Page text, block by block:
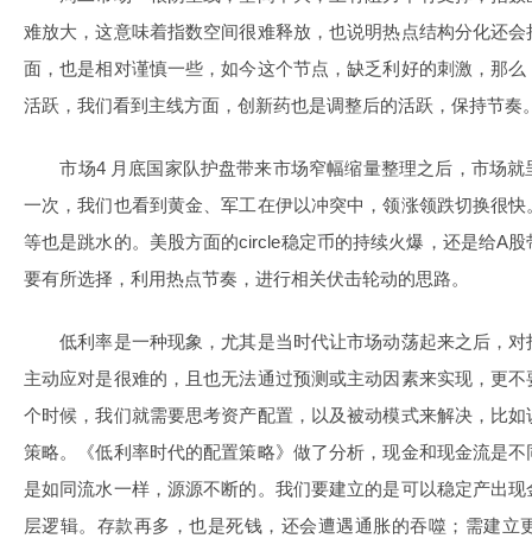
难放大，这意味着指数空间很难释放，也说明热点结构分化还
面，也是相对谨慎一些，如今这个节点，缺乏利好的刺激，那
活跃，我们看到主线方面，创新药也是调整后的活跃，保持节奏
市场4 月底国家队护盘带来市场窄幅缩量整理之后，市场就
一次，我们也看到黄金、军工在伊以冲突中，领涨领跌切换很
等也是跳水的。美股方面的circle稳定币的持续火爆，还是给A
要有所选择，利用热点节奏，进行相关伏击轮动的思路。
低利率是一种现象，尤其是当时代让市场动荡起来之后，对
主动应对是很难的，且也无法通过预测或主动因素来实现，更
个时候，我们就需要思考资产配置，以及被动模式来解决，比
策略。《低利率时代的配置策略》做了分析，现金和现金流是
是如同流水一样，源源不断的。我们要建立的是可以稳定产出
层逻辑。存款再多，也是死钱，还会遭遇通胀的吞噬；需建立